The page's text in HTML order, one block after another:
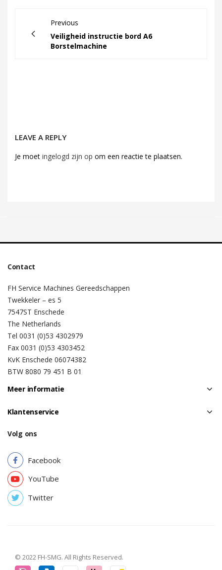
Previous
Veiligheid instructie bord A6
Borstelmachine
LEAVE A REPLY
Je moet ingelogd zijn op om een reactie te plaatsen.
Contact
FH Service Machines Gereedschappen
Twekkeler – es 5
7547ST Enschede
The Netherlands
Tel 0031 (0)53 4302979
Fax 0031 (0)53 4303452
KvK Enschede 06074382
BTW 8080 79 451 B 01
Meer informatie
Klantenservice
Volg ons
Facebook
YouTube
Twitter
© 2022 FH-SMG. All Rights Reserved.